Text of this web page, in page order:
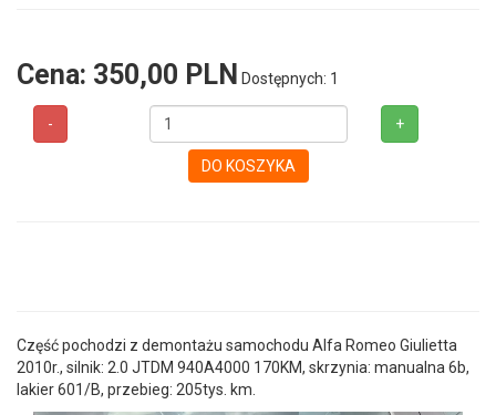
Cena: 350,00 PLN Dostępnych: 1
- +
DO KOSZYKA
Część pochodzi z demontażu samochodu Alfa Romeo Giulietta
2010r., silnik: 2.0 JTDM 940A4000 170KM, skrzynia: manualna 6b,
lakier 601/B, przebieg: 205tys. km.